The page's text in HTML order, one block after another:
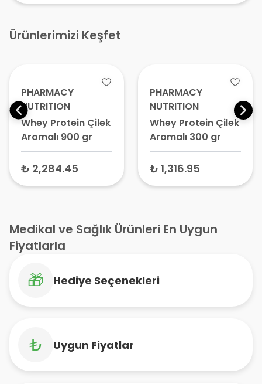
Ürünlerimizi Keşfet
PHARMACY
NUTRITION
Whey Protein Çilek
Aromalı 900 gr
₺ 2,284.45
PHARMACY
NUTRITION
Whey Protein Çilek
Aromalı 300 gr
₺ 1,316.95
Medikal ve Sağlık Ürünleri En Uygun
Fiyatlarla
🎁 Hediye Seçenekleri
₺ Uygun Fiyatlar